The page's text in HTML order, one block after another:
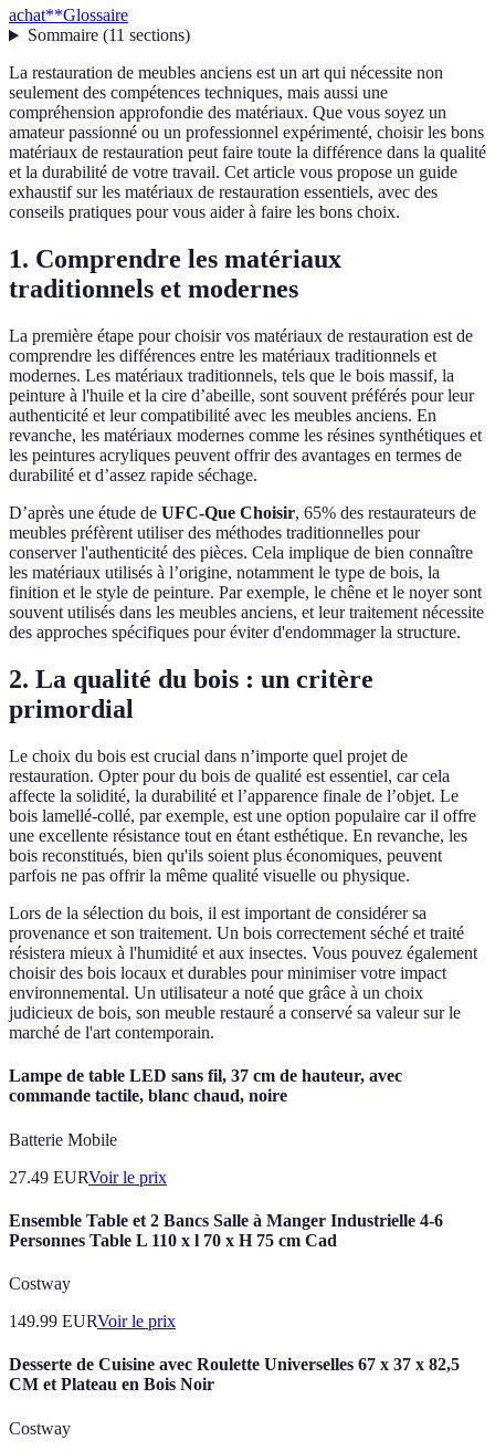
achat**Glossaire
Sommaire(11 sections)
La restauration de meubles anciens est un art qui nécessite non
seulement des compétences techniques, mais aussi une
compréhension approfondie des matériaux. Que vous soyez un
amateur passionné ou un professionnel expérimenté, choisir les bons
matériaux de restauration peut faire toute la différence dans la qualité
et la durabilité de votre travail. Cet article vous propose un guide
exhaustif sur les matériaux de restauration essentiels, avec des
conseils pratiques pour vous aider à faire les bons choix.
1. Comprendre les matériaux
traditionnels et modernes
La première étape pour choisir vos matériaux de restauration est de
comprendre les différences entre les matériaux traditionnels et
modernes. Les matériaux traditionnels, tels que le bois massif, la
peinture à l'huile et la cire d’abeille, sont souvent préférés pour leur
authenticité et leur compatibilité avec les meubles anciens. En
revanche, les matériaux modernes comme les résines synthétiques et
les peintures acryliques peuvent offrir des avantages en termes de
durabilité et d’assez rapide séchage.
D’après une étude de UFC-Que Choisir, 65% des restaurateurs de
meubles préfèrent utiliser des méthodes traditionnelles pour
conserver l'authenticité des pièces. Cela implique de bien connaître
les matériaux utilisés à l’origine, notamment le type de bois, la
finition et le style de peinture. Par exemple, le chêne et le noyer sont
souvent utilisés dans les meubles anciens, et leur traitement nécessite
des approches spécifiques pour éviter d'endommager la structure.
2. La qualité du bois : un critère
primordial
Le choix du bois est crucial dans n’importe quel projet de
restauration. Opter pour du bois de qualité est essentiel, car cela
affecte la solidité, la durabilité et l’apparence finale de l’objet. Le
bois lamellé-collé, par exemple, est une option populaire car il offre
une excellente résistance tout en étant esthétique. En revanche, les
bois reconstitués, bien qu'ils soient plus économiques, peuvent
parfois ne pas offrir la même qualité visuelle ou physique.
Lors de la sélection du bois, il est important de considérer sa
provenance et son traitement. Un bois correctement séché et traité
résistera mieux à l'humidité et aux insectes. Vous pouvez également
choisir des bois locaux et durables pour minimiser votre impact
environnemental. Un utilisateur a noté que grâce à un choix
judicieux de bois, son meuble restauré a conservé sa valeur sur le
marché de l'art contemporain.
Lampe de table LED sans fil, 37 cm de hauteur, avec
commande tactile, blanc chaud, noire
Batterie Mobile
27.49 EURVoir le prix
Ensemble Table et 2 Bancs Salle à Manger Industrielle 4-6
Personnes Table L 110 x l 70 x H 75 cm Cad
Costway
149.99 EURVoir le prix
Desserte de Cuisine avec Roulette Universelles 67 x 37 x 82,5
CM et Plateau en Bois Noir
Costway